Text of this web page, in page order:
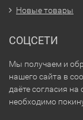
Новые товары
СОЦСЕТИ
Мы получаем и
нашего сайта в
даёте согласия
необходимо